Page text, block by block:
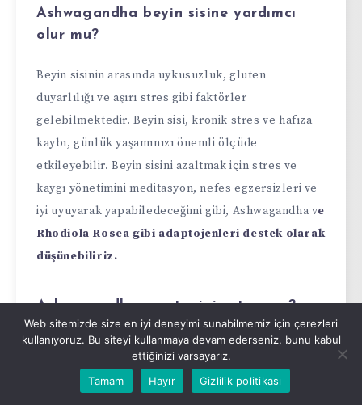
Ashwagandha beyin sisine yardımcı
olur mu?
Beyin sisinin arasında uykusuzluk, gluten
duyarlılığı ve aşırı stres gibi faktörler
gelebilmektedir. Beyin sisi, kronik stres ve hafıza
kaybı, günlük yaşamınızı önemli ölçüde
etkileyebilir. Beyin sisini azaltmak için stres ve
kaygı yönetimini meditasyon, nefes egzersizleri ve
iyi uyuyarak yapabiledeceğimi gibi, Ashwagandha ve
Rhodiola Rosea gibi adaptojenleri destek olarak
düşünebiliriz.
Ashwagandha serotonini artırır mı?
Stres büyük oranda serotonin sentezini azaltır.
Bunun yanında Ashwagandha antidepresan
etkileri ile GABA ve serotonin metabolizmasını
Web sitemizde size en iyi deneyimi sunabilmemiz için çerezleri
kullanıyoruz. Bu siteyi kullanmaya devam ederseniz, bunu kabul
ettiğinizi varsayarız.
Tamam
Hayır Gizlilik politikası